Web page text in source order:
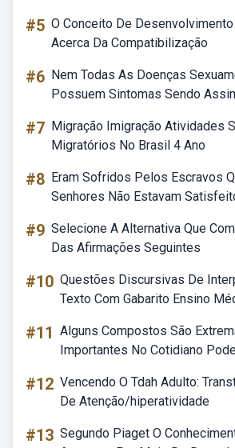
#5 O Conceito De
Acerca Da Compatibilização
#6 Nem Todas As Doenças
Possuem Sintomas Sendo
#7 Migração Imigração Atividades
Migratórios No Brasil 4 Ano
#8 Eram Sofridos Pelos Escravos
Senhores Não Estavam
#9 Selecione A Alternativa Que
Das Afirmações Seguintes
#10 Questões Discursivas De
Texto Com Gabarito Ensino
#11 Alguns Compostos São
Importantes No Cotidiano
#12 Vencendo O Tdah Adulto:
De Atenção/hiperatividade
#13 Segundo Piaget O